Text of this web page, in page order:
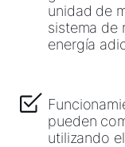
unidad de
sistema de
energía
pueden
utilizando